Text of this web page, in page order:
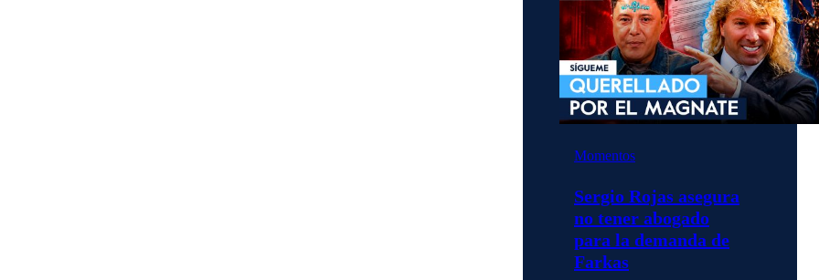
Momentos
Sergio Rojas asegura
no tener abogado
para la demanda de
Farkas